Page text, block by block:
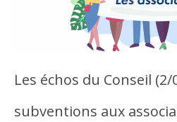
Les échos du Conseil (2/
subventions aux